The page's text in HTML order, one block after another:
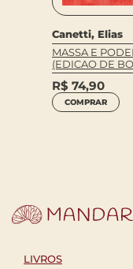
Canetti, Elias
MASSA E
(EDICAO DE
R$ 74,90
COMPRAR
LIVROS